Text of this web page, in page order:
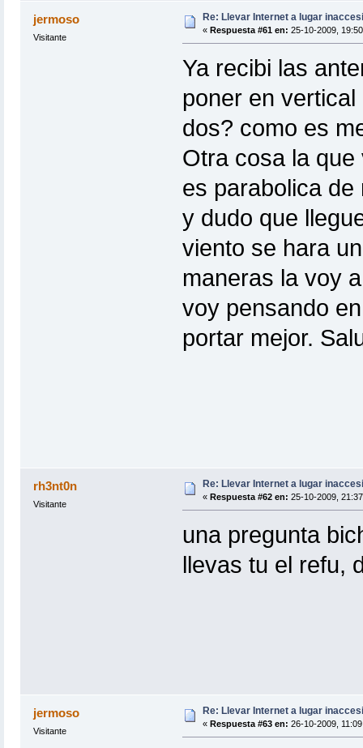
jermoso
Visitante
Re: Llevar Internet a lugar
« Respuesta #61 en: 25-10-2009,
Ya recibi las
poner en
dos? como es
Otra cosa la
es parabolica de
y dudo que
viento se hara
maneras la voy
voy pensando
portar mejor.
rh3nt0n
Visitante
Re: Llevar Internet a lugar
« Respuesta #62 en: 25-10-2009,
una pregunta
llevas tu el refu,
jermoso
Visitante
Re: Llevar Internet a lugar
« Respuesta #63 en: 26-10-2009,